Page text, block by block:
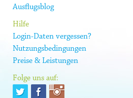
Ausflugsblog
Hilfe
Login-Daten vergessen?
Nutzungsbedingungen
Preise & Leistungen
Folge uns auf: